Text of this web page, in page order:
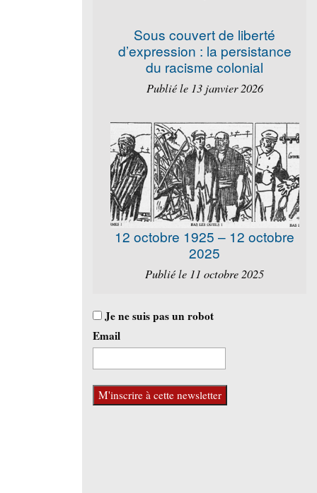
Sous couvert de liberté
d’expression : la persistance
du racisme colonial
Publié le 13 janvier 2026
12 octobre 1925 – 12 octobre
2025
Publié le 11 octobre 2025
Je ne suis pas un robot
Email